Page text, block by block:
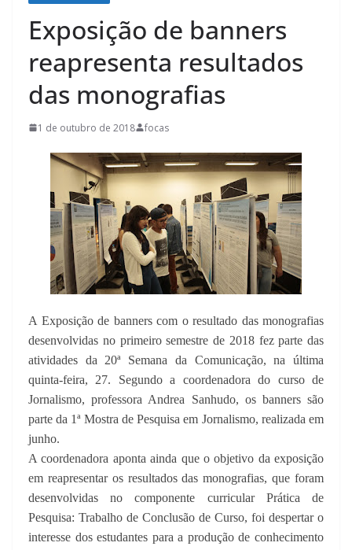
Exposição de banners
reapresenta resultados
das monografias
1 de outubro de 2018 focas
A Exposição de banners com o resultado das monografias
desenvolvidas no primeiro semestre de 2018 fez parte das
atividades da 20ª Semana da Comunicação, na última
quinta-feira, 27. Segundo a coordenadora do curso de
Jornalismo, professora Andrea Sanhudo, os banners são
parte da 1ª Mostra de Pesquisa em Jornalismo, realizada em
junho.
A coordenadora aponta ainda que o objetivo da exposição
em reapresentar os resultados das monografias, que foram
desenvolvidas no componente curricular Prática de
Pesquisa: Trabalho de Conclusão de Curso, foi despertar o
interesse dos estudantes para a produção de conhecimento